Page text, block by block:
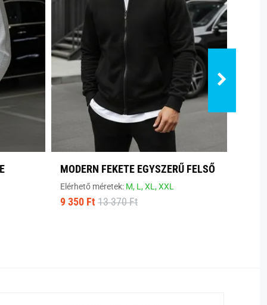
MODERN FEKETE EGYSZERŰ FELSŐ
Elérhető méretek: M, L,XL,XXL
9 350 Ft 13 370 Ft